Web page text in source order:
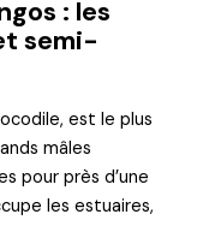
: les
semi-
est le plus
mâles
pour près d’une
les estuaires,